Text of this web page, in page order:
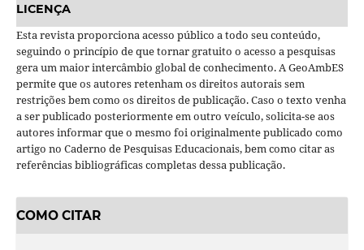
LICENÇA
Esta revista proporciona acesso público a todo seu conteúdo,
seguindo o princípio de que tornar gratuito o acesso a pesquisas
gera um maior intercâmbio global de conhecimento. A GeoAmbES
permite que os autores retenham os direitos autorais sem
restrições bem como os direitos de publicação. Caso o texto venha
a ser publicado posteriormente em outro veículo, solicita-se aos
autores informar que o mesmo foi originalmente publicado como
artigo no Caderno de Pesquisas Educacionais, bem como citar as
referências bibliográficas completas dessa publicação.
COMO CITAR